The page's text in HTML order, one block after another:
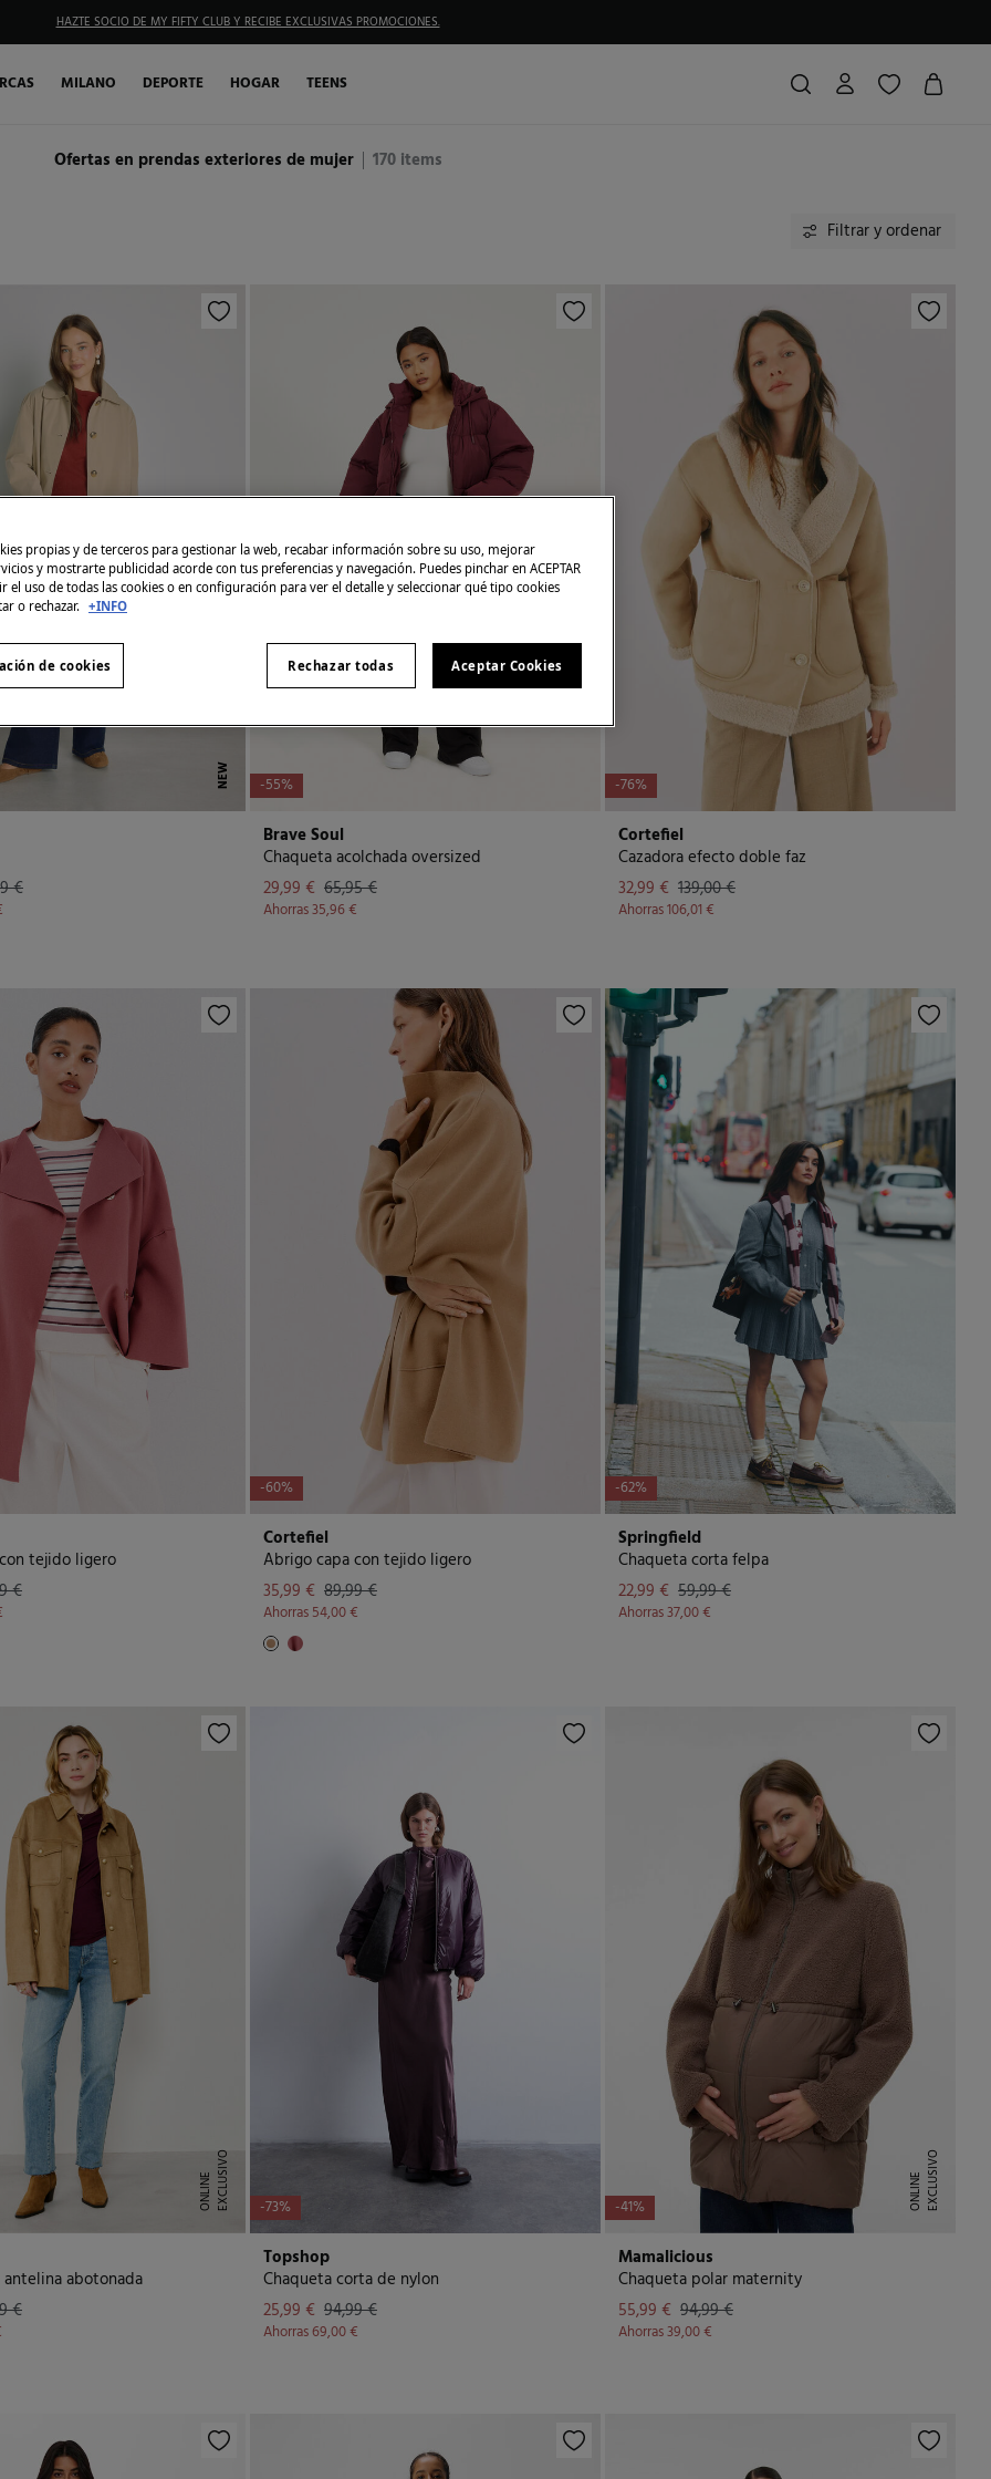
HAZTE SOCIO DE MY FIFTY CLUB Y RECIBE EXCLUSIVAS PROMOCIONES.
MILANO DEPORTE HOGAR TEENS
Ofertas en prendas exteriores de mujer 170 items
Filtrar y ordenar
NEW
€
-55%
Brave Soul
Chaqueta acolchada oversized
29,99 € 65,95 €
Ahorras35,96 €
-76%
Cortefiel
Cazadora efecto doble faz
32,99 € 139,00 €
Ahorras106,01 €
tejido ligero
€
-60%
Cortefiel
Abrigo capa con tejido ligero
35,99 € 89,99 €
Ahorras54,00 €
-62%
Springfield
Chaqueta corta felpa
22,99 € 59,99 €
Ahorras37,00 €
E
X
C
L
U
S I
V
O
O
N
L
I
N
E
abotonada
€
-73%
Topshop
Chaqueta corta de nylon
25,99 € 94,99 €
Ahorras69,00 €
-41% E
X
C
L
U
S I
V
O
O
N
L
I
N
E
Mamalicious
Chaqueta polar maternity
55,99 € 94,99 €
Ahorras39,00 €
propias y de terceros para gestionar la web, recabar información sobre su uso, mejorar
y mostrarte publicidad acorde con tus preferencias y navegación. Puedes pinchar en ACEPTAR
el uso de todas las cookies o en configuración para ver el detalle y seleccionar qué tipo cookies
o rechazar. +INFO
Rechazar todas Aceptar Cookies
de cookies